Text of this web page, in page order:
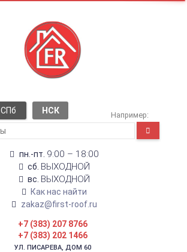
СПб НСК Например:
пн.-пт. 9:00 – 18:00
сб. ВЫХОДНОЙ
вс. ВЫХОДНОЙ
Как нас найти
zakaz@first-roof.ru
+7 (383) 207 8766
+7 (383) 202 1466
УЛ. ПИСАРЕВА, ДОМ 60